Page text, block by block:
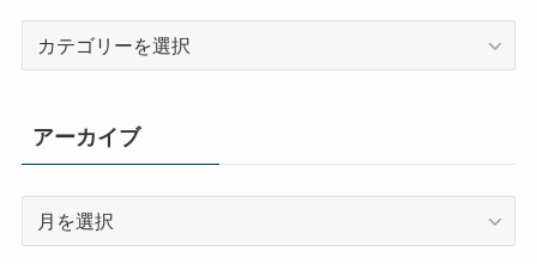
ー
アーカイブ